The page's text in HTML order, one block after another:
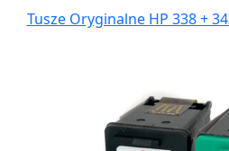
Tusze Oryginalne HP 338 +